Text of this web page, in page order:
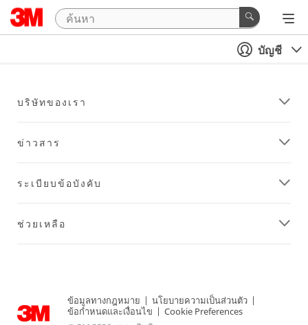
บัญชี
บริษัทของเรา
ข่าวสาร
ระเบียบข้อบังคับ
ช่วยเหลือ
ข้อมูลทางกฎหมาย | นโยบายความเป็นส่วนตัว |
ข้อกำหนดและเงื่อนไข | Cookie Preferences